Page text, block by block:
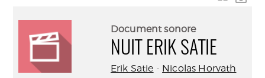
Document sonore
NUIT ERIK SATIE
Erik Satie - Nicolas Horvath